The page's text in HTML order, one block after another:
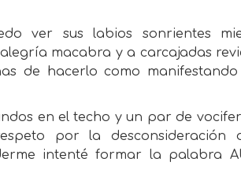
ver sus labios sonrientes
macabra y a carcajadas
de hacerlo como
en el techo y un par de
por la desconsideración
intenté formar la palabra